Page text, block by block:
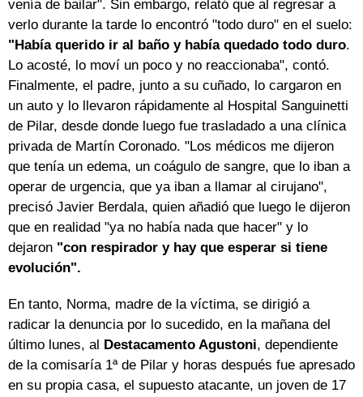
venía de bailar". Sin embargo, relató que al regresar a
verlo durante la tarde lo encontró "todo duro" en el suelo:
"Había querido ir al baño y había quedado todo duro.
Lo acosté, lo moví un poco y no reaccionaba", contó.
Finalmente, el padre, junto a su cuñado, lo cargaron en
un auto y lo llevaron rápidamente al Hospital Sanguinetti
de Pilar, desde donde luego fue trasladado a una clínica
privada de Martín Coronado. "Los médicos me dijeron
que tenía un edema, un coágulo de sangre, que lo iban a
operar de urgencia, que ya iban a llamar al cirujano",
precisó Javier Berdala, quien añadió que luego le dijeron
que en realidad "ya no había nada que hacer" y lo
dejaron "con respirador y hay que esperar si tiene
evolución".
En tanto, Norma, madre de la víctima, se dirigió a
radicar la denuncia por lo sucedido, en la mañana del
último lunes, al Destacamento Agustoni, dependiente
de la comisaría 1ª de Pilar y horas después fue apresado
en su propia casa, el supuesto atacante, un joven de 17